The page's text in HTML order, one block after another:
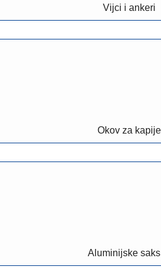
Vijci i ankeri
Okov za kapije
Aluminijske